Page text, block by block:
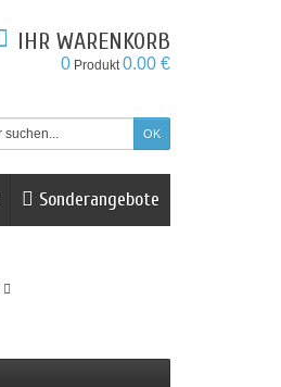
IHR WARENKORB
0 Produkt0.00 €
Sonderangebote